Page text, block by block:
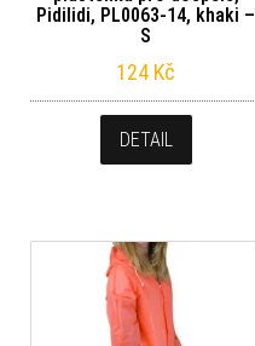
Pidilidi, PL0063-14, khaki –
S
124 Kč
DETAIL